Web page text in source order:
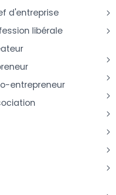
d'entreprise
libérale
entrepreneur